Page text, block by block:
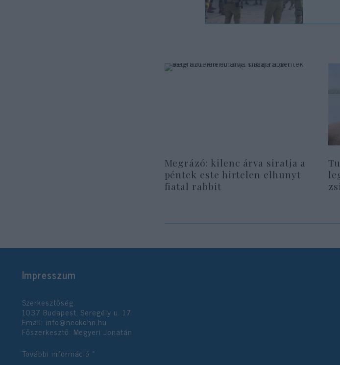
Megrázó: kilenc árva siratja a
péntek este hirtelen elhunyt
fiatal rabbit
Impresszum
Szerkesztőség:
1037 Budapest, Seregély u. 17.
Email: info@neokohn.hu
Főszerkesztő: Megyeri Jonatán
További információ »